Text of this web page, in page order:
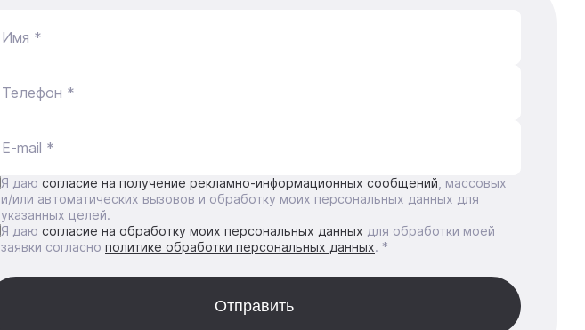
Имя *
Телефон *
E-mail *
Я даю согласие на получение рекламно-информационных сообщений , массовых
и/или автоматических вызовов и обработку моих персональных данных для
указанных целей.
Я даю согласие на обработку моих персональных данных для обработки моей
заявки согласно политике обработки персональных данных. *